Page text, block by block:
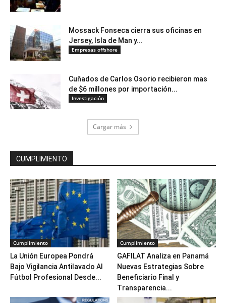
Mossack Fonseca cierra sus oficinas en
Jersey, Isla de Man y...
Empresas offshore
Cuñados de Carlos Osorio recibieron mas
de $6 millones por importación...
Investigación
Cargar más
CUMPLIMIENTO
Cumplimiento
La Unión Europea Pondrá
Bajo Vigilancia Antilavado Al
Fútbol Profesional Desde...
Cumplimiento
GAFILAT Analiza en Panamá
Nuevas Estrategias Sobre
Beneficiario Final y
Transparencia...